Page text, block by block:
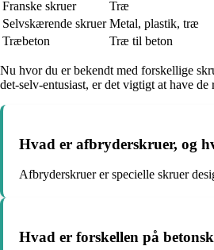
Franske skruer
Træ
Selvskærende skruer Metal, plastik, træ
Træbeton
Træ til beton
Nu hvor du er bekendt med forskellige
det-selv-entusiast, er det vigtigt at have
Hvad er afbryderskruer, og
Afbryderskruer er specielle skruer
Hvad er forskellen på